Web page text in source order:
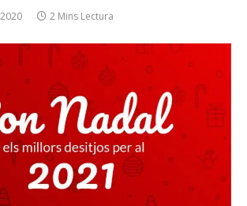
2 Mins Lectura